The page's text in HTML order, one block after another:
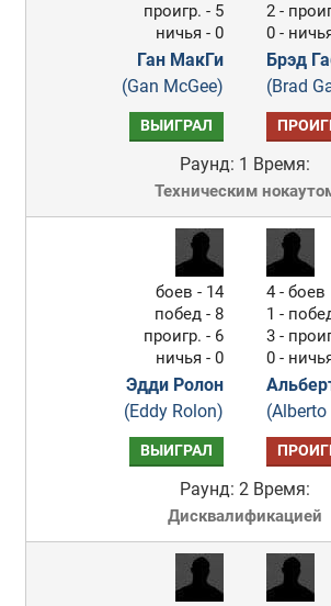
проигр. - 5
ничья - 0
Ган МакГи
(Gan McGee)
2 -
0 -
Брэд
(Brad
ВЫИГРАЛ
Раунд: 1 Время:
Техническим
боев - 14
побед - 8
проигр. - 6
ничья - 0
Эдди Ролон
(Eddy Rolon)
4 - боев
1 -
3 -
0 -
(Alberto
ВЫИГРАЛ
Раунд: 2 Время:
Дисквалификацией